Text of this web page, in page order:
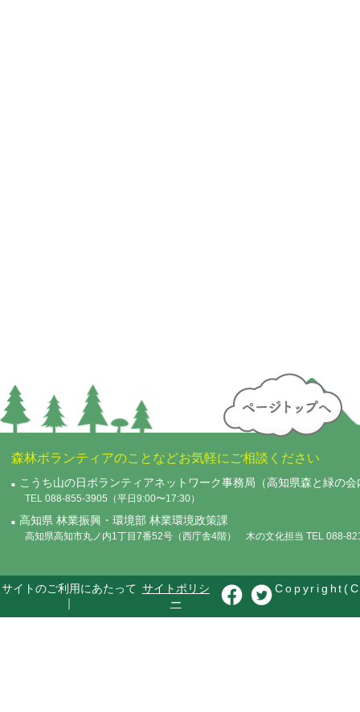
森林ボランティアのことなどお気軽にご相談ください
こうち山の日ボランティアネットワーク事務局（高知県森と緑の会
TEL 088-855-3905（平日9:00〜17:30）
高知県 林業振興・環境部 林業環境政策課
高知県高知市丸ノ内1丁目7番52号（西庁舎4階） 木の文化担当 TEL 088-
サイトのご利用にあたって
｜
サイトポリシ
ー